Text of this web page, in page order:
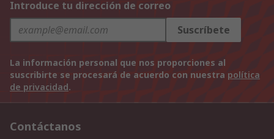
Introduce tu dirección de correo
Suscríbete
La información personal que nos proporciones al
suscribirte se procesará de acuerdo con nuestra política
de privacidad.
Contáctanos